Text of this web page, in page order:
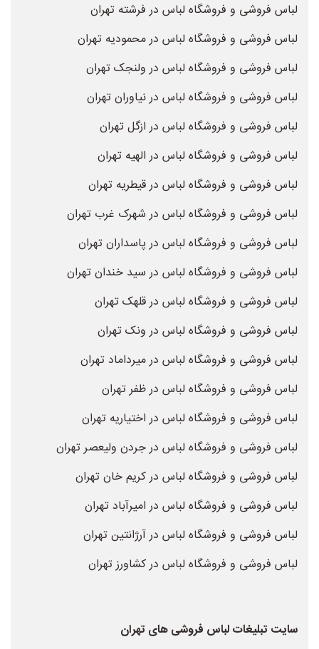
لباس فروشی و فروشگاه لباس در فرشته تهران
لباس فروشی و فروشگاه لباس در محمودیه تهران
لباس فروشی و فروشگاه لباس در ولنجک تهران
لباس فروشی و فروشگاه لباس در نیاوران تهران
لباس فروشی و فروشگاه لباس در ازگل تهران
لباس فروشی و فروشگاه لباس در الهیه تهران
لباس فروشی و فروشگاه لباس در قیطریه تهران
لباس فروشی و فروشگاه لباس در شهرک غرب تهران
لباس فروشی و فروشگاه لباس در پاسداران تهران
لباس فروشی و فروشگاه لباس در سید خندان تهران
لباس فروشی و فروشگاه لباس در قلهک تهران
لباس فروشی و فروشگاه لباس در ونک تهران
لباس فروشی و فروشگاه لباس در میرداماد تهران
لباس فروشی و فروشگاه لباس در ظفر تهران
لباس فروشی و فروشگاه لباس در اختیاریه تهران
لباس فروشی و فروشگاه لباس در جردن ولیعصر تهران
لباس فروشی و فروشگاه لباس در کریم خان تهران
لباس فروشی و فروشگاه لباس در امیرآباد تهران
لباس فروشی و فروشگاه لباس در آرژانتین تهران
لباس فروشی و فروشگاه لباس در کشاورز تهران
سایت تبلیغات لباس فروشی های تهران